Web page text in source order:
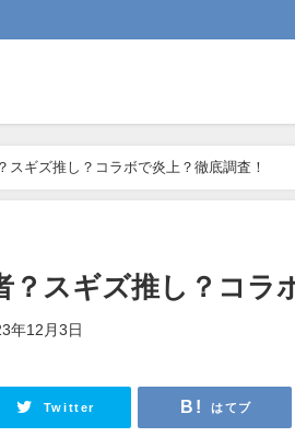
スギズ推し？コラボで炎上？徹底調査！
？スギズ推し？コラ
年12月3日
Twitter はてブ